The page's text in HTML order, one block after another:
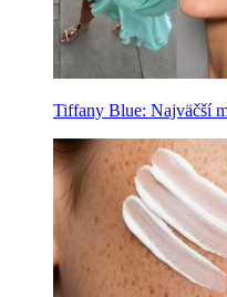
Tiffany Blue: Najväčší